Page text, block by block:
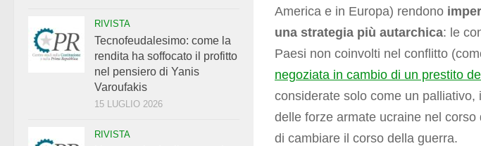
America e in Europa) rendono
una strategia più autarchica: le
Paesi non coinvolti nel conflitto
negoziata in cambio di un prestito
considerate solo come un
delle forze armate ucraine nel corso
di cambiare il corso della guerra.
RIVISTA
Tecnofeudalesimo: come la
rendita ha soffocato il profitto
nel pensiero di Yanis
Varoufakis
15 LUGLIO 2026
RIVISTA